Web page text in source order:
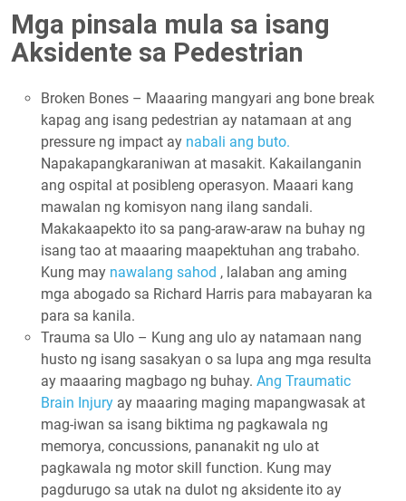
Mga pinsala mula sa isang
Aksidente sa Pedestrian
Broken Bones – Maaaring mangyari ang bone break
kapag ang isang pedestrian ay natamaan at ang
pressure ng impact ay nabali ang buto.
Napakapangkaraniwan at masakit. Kakailanganin
ang ospital at posibleng operasyon. Maaari kang
mawalan ng komisyon nang ilang sandali.
Makakaapekto ito sa pang-araw-araw na buhay ng
isang tao at maaaring maapektuhan ang trabaho.
Kung may nawalang sahod , lalaban ang aming
mga abogado sa Richard Harris para mabayaran ka
para sa kanila.
Trauma sa Ulo – Kung ang ulo ay natamaan nang
husto ng isang sasakyan o sa lupa ang mga resulta
ay maaaring magbago ng buhay. Ang Traumatic
Brain Injury ay maaaring maging mapangwasak at
mag-iwan sa isang biktima ng pagkawala ng
memorya, concussions, pananakit ng ulo at
pagkawala ng motor skill function. Kung may
pagdurugo sa utak na dulot ng aksidente ito ay